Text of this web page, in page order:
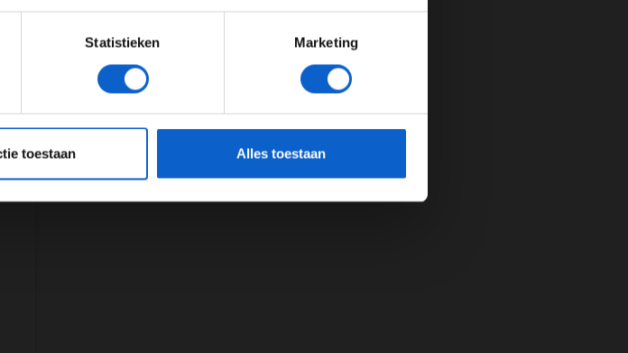
Statistieken Marketing
toestaan Alles toestaan
morgen en we zullen
24 JAAR OF OUDER
over gegevensgebruik en -bescherming.